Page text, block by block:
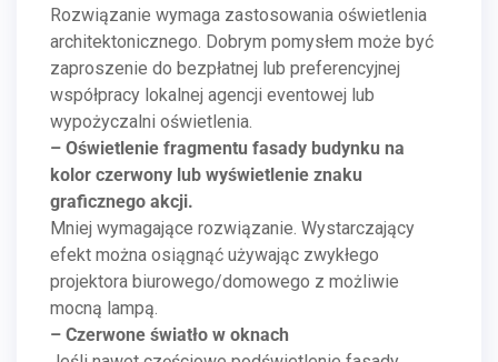
Rozwiązanie wymaga zastosowania oświetlenia
architektonicznego. Dobrym pomysłem może być
zaproszenie do bezpłatnej lub preferencyjnej
współpracy lokalnej agencji eventowej lub
wypożyczalni oświetlenia.
– Oświetlenie fragmentu fasady budynku na
kolor czerwony lub wyświetlenie znaku
graﬁcznego akcji.
Mniej wymagające rozwiązanie. Wystarczający
efekt można osiągnąć używając zwykłego
projektora biurowego/domowego z możliwie
mocną lampą.
– Czerwone światło w oknach